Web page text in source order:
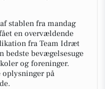
stablen fra mandag
en overvældende
fra Team Idræt
bedste bevægelsesuge
og foreninger.
oplysninger på